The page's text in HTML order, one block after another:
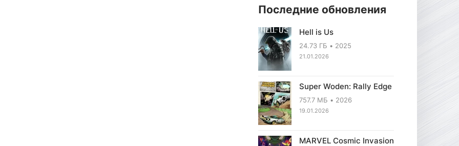
Последние обновления
Hell is Us
24.73 ГБ 2025
21.01.2026
Super Woden: Rally Edge
757.7 МБ 2026
19.01.2026
MARVEL Cosmic Invasion